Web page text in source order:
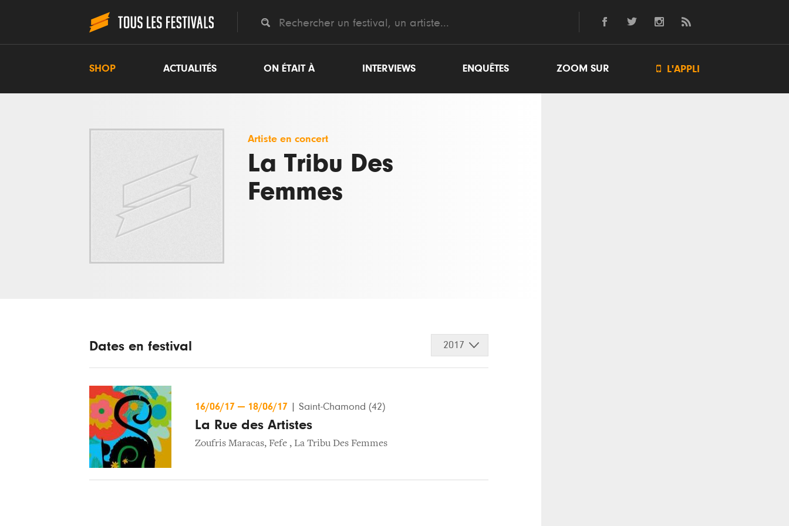
SHOP ACTUALITÉS ON ÉTAIT À INTERVIEWS ENQUÊTES ZOOM SUR  L'APPLI
Artiste en concert
La Tribu Des
Femmes
Dates en festival 2017
16/06/17 — 18/06/17 Saint-Chamond (42)
La Rue des Artistes
Zoufris Maracas, Fefe , La Tribu Des Femmes